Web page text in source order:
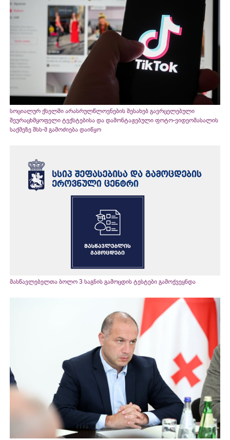
სოციალურ ქსელში არასრულწლოვნების შესახებ გავრცელებული
შეურაცხმყოფელი ტექსტებისა და დამონტაჟებული ფოტო-ვიდეომასალის
საქმეზე შსს-მ გამოძიება დაიწყო
მასწავლებელთა ბოლო 3 საგნის გამოცდის ტესტები გამოქვეყნდა